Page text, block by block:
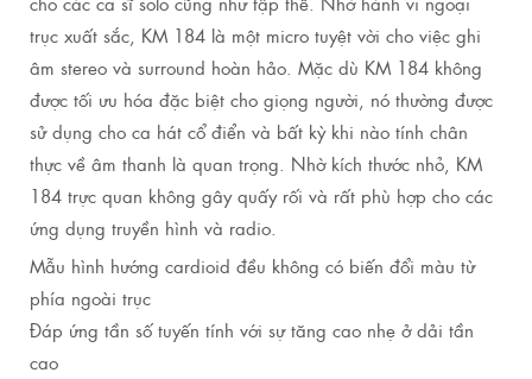
trục xuất sắc, KM 184 là một micro tuyệt vời cho việc ghi
âm stereo và surround hoàn hảo. Mặc dù KM 184 không
được tối ưu hóa đặc biệt cho giọng người, nó thường được
sử dụng cho ca hát cổ điển và bất kỳ khi nào tính chân
thực về âm thanh là quan trọng. Nhờ kích thước nhỏ, KM
184 trực quan không gây quấy rối và rất phù hợp cho các
ứng dụng truyền hình và radio.
Mẫu hình hướng cardioid đều không có biến đổi màu từ
phía ngoài trục
Đáp ứng tần số tuyến tính với sự tăng cao nhẹ ở dải tần
cao